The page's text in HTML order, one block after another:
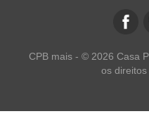
CPB mais - © 2026 Casa
os direitos